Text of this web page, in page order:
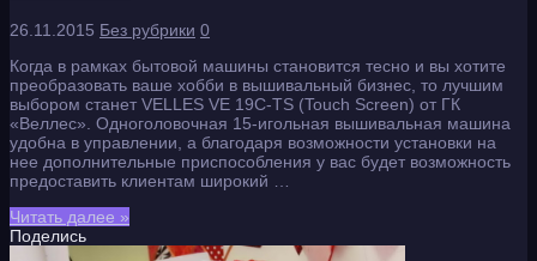
26.11.2015 Без рубрики 0
Когда в рамках бытовой машины становится тесно и вы хотите
преобразовать ваше хобби в вышивальный бизнес, то лучшим
выбором станет VELLES VE 19C-TS (Touch Screen) от ГК
«Веллес». Одноголовочная 15-игольная вышивальная машина
удобна в управлении, а благодаря возможности установки на
нее дополнительные приспособления у вас будет возможность
предоставить клиентам широкий …
Читать далее »
Поделись